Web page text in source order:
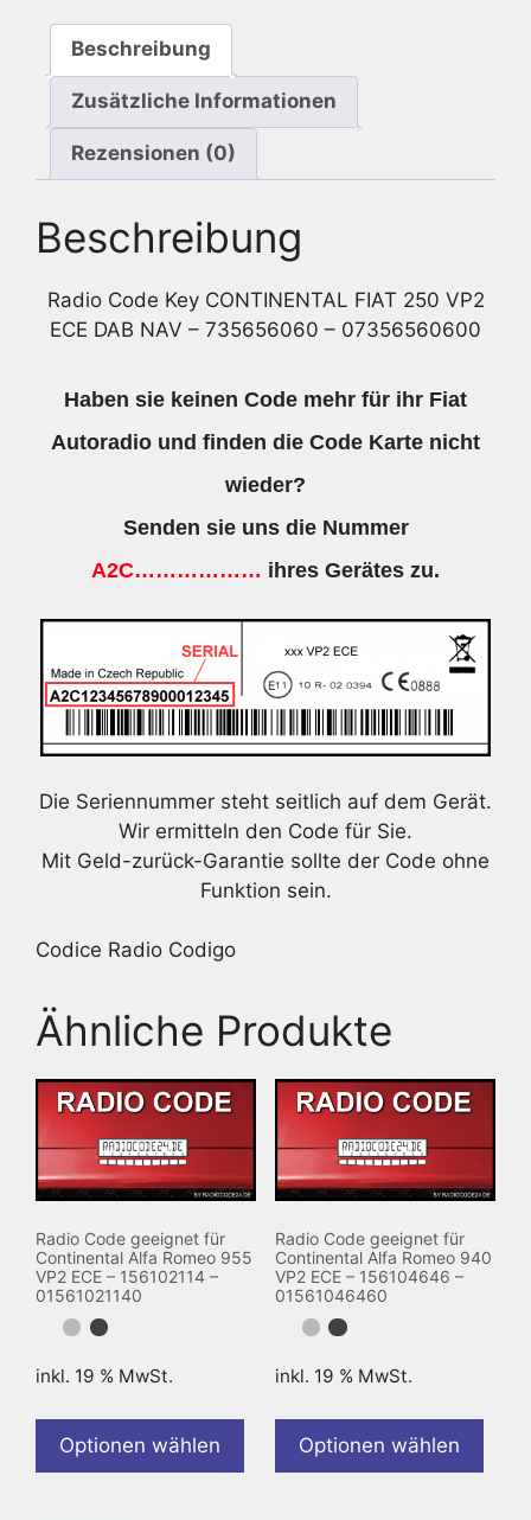
DAB
NAV
07356560600
Beschreibung
Zusätzliche Informationen
Rezensionen (0)
Beschreibung
Radio Code Key CONTINENTAL FIAT 250 VP2
ECE DAB NAV – 735656060 – 07356560600
Haben sie keinen Code mehr für ihr Fiat
Autoradio und finden die Code Karte nicht
wieder?
Senden sie uns die Nummer
A2C……………… ihres Gerätes zu.
Die Seriennummer steht seitlich auf dem Gerät.
Wir ermitteln den Code für Sie.
Mit Geld-zurück-Garantie sollte der Code ohne
Funktion sein.
Codice Radio Codigo
Ähnliche Produkte
Radio Code geeignet für
Continental Alfa Romeo 955
VP2 ECE – 156102114 –
01561021140
inkl. 19 % MwSt.
Optionen wählen
Radio Code geeignet für
Continental Alfa Romeo 940
VP2 ECE – 156104646 –
01561046460
inkl. 19 % MwSt.
Optionen wählen